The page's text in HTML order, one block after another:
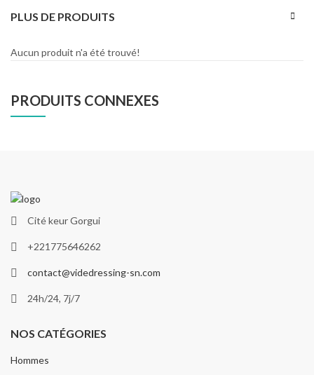
PLUS DE PRODUITS
Aucun produit n'a été trouvé!
PRODUITS CONNEXES
Cité keur Gorgui
+221775646262
contact@videdressing-sn.com
24h/24, 7j/7
NOS CATÉGORIES
Hommes